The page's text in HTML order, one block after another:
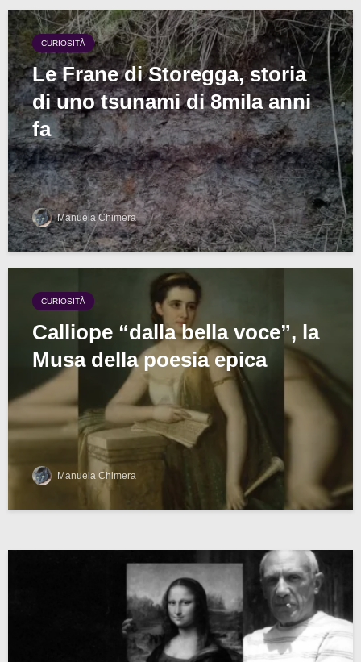
CURIOSITÀ
Le Frane di Storegga, storia
di uno tsunami di 8mila anni
fa
Manuela Chimera
CURIOSITÀ
Calliope “dalla bella voce”, la
Musa della poesia epica
Manuela Chimera